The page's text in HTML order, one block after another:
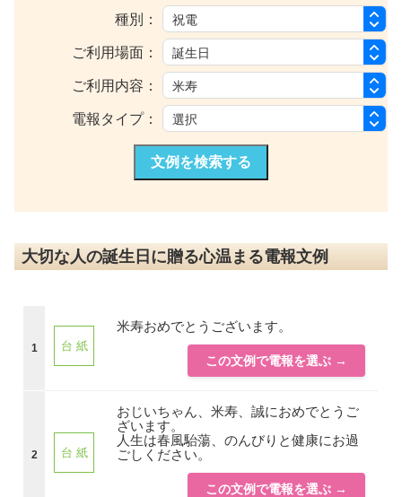
種別：
ご利用場面：
ご利用内容：
電報タイプ：
文例を検索する
大切な人の誕生日に贈る心温まる電報文例
1 台 紙
米寿おめでとうございます。
この文例で電報を選ぶ →
2 台 紙
おじいちゃん、米寿、誠におめでとうご
ざいます。
人生は春風駘蕩、のんびりと健康にお過
ごしください。
この文例で電報を選ぶ →